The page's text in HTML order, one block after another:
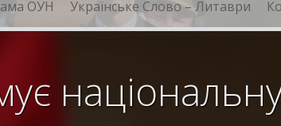
ОУН Українське Слово – Литаври
національну